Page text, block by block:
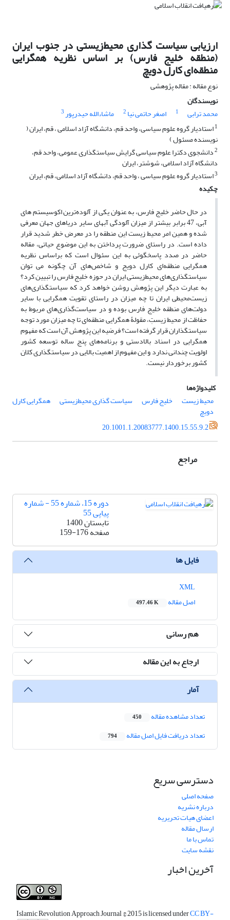
ارزیابی سیاست گذاری محیط‌زیستی در جنوب ایران
(منطقه خلیج فارس) بر اساس نظریه همگرایی
منطقه‌ای کارل دویچ
نوع مقاله : مقاله پژوهشی
نویسندگان
محمد ترابی
1 اصغر حاتمی نیا 2 ماشاءالله حیدرپور3
1استادیار گروه علوم سیاسی، واحد قم، دانشگاه آزاد اسلامی ، قم، ایران (
نویسنده مسئول )
2دانشجوی دکترا علوم سیاسی گرایش سیاستگذاری عمومی، واحد قم،
دانشگاه آزاد اسلامی، شوشتر، ایران
3استادیار گروه علوم سیاسی ، واحد قم، دانشگاه آزاد اسلامی، قم، ایران
چکیده
در حال حاضر خلیج فارس، به عنوان یکی از آلوده‌ترین اکوسیستم های
آبی، 47 برابر بیشتر از میزان آلودگی آبهای سایر دریاهای جهان معرفی
شده و همین امر محیط زیست این منطقه را در معرض خطر شدید قرار
داده است. در راستای ضرورت پرداختن به این موضوع حیاتی، مقاله
حاضر در صدد پاسخگوئی به این سئوال است که براساس نظریه
همگرایی منطقه‌ای کارل دویج و شاخص‌های آن چگونه می توان
سیاستگذاری‌های محیط‌زیستی ایران در حوزه خلیج فارس را تبیین کرد؟
به عبارت دیگر این پژوهش روشن خواهد کرد که سیاستگذاری‌های
زیست‌محیطی ایران تا چه میزان در راستای تقویت همگرایی با سایر
دولت‌های منطقه خلیج فارس بوده و در سیاست‌گذاری‌های مربوط به
حفاظت از محیط زیستِ، مقولۀ همگرایی منطقه‌ای تا چه میزان مورد توجه
سیاستگذاران قرار گرفته است؟ فرضیه این پژوهش آن است که مفهوم
همگرایی در اسناد بالادستی و برنامه‌های پنج ساله توسعه‌ کشور
اولویت چندانی ندارد و این مفهوم از اهمیت بالایی در سیاستگذاری کلان
کشور برخوردار نیست.
کلیدواژه‌ها
محیط زیست
خلیج فارس سیاست گذاری محیط‌زیستی همگرایی کارل
دویچ
20.1001.1.20083777.1400.15.55.9.2
مراجع
دوره 15، شماره 55 - شماره
پیاپی 55
تابستان 1400
صفحه159-176
فایل ها
اصل مقاله
497.46 K
هم رسانی
ارجاع به این مقاله
آمار
تعداد مشاهده مقاله 450
تعداد دریافت فایل اصل مقاله 794
دسترسی سریع
صفحه اصلی
درباره نشریه
اعضای هیات تحریریه
ارسال مقاله
تماس با ما
نقشه سایت
آخرین اخبار
Islamic Revolution Approach Journal© 2015 is licensed underCC BY-